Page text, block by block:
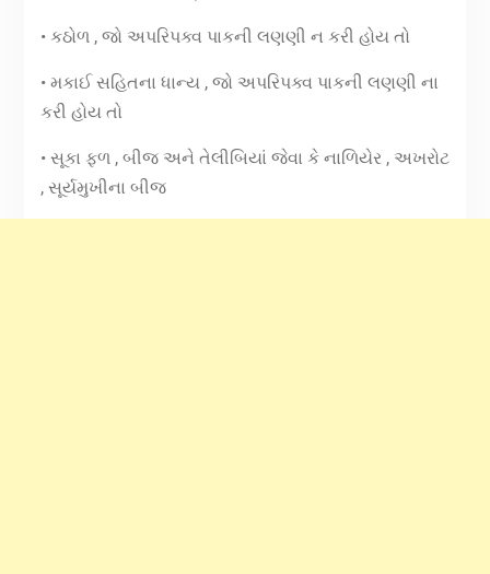
• કઠોળ , જો અપરિપક્વ પાકની લણણી ન કરી હોય તો
• મકાઈ સહિતના ધાન્ય , જો અપરિપક્વ પાકની લણણી ના
કરી હોય તો
• સૂકા ફળ , બીજ અને તેલીબિયાં જેવા કે નાળિયેર , અખરોટ
, સૂર્યમુખીના બીજ